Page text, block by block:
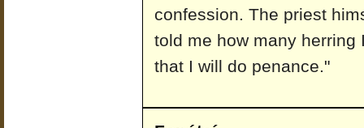
confession. The priest
told me how many
that I will do penance."